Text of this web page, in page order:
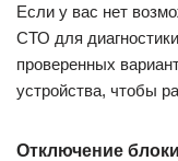
Если у вас нет
СТО для
проверенных
устройства, чтобы
Отключение